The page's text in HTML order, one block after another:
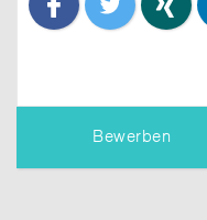
übermittelt. Erziele
Bewerben